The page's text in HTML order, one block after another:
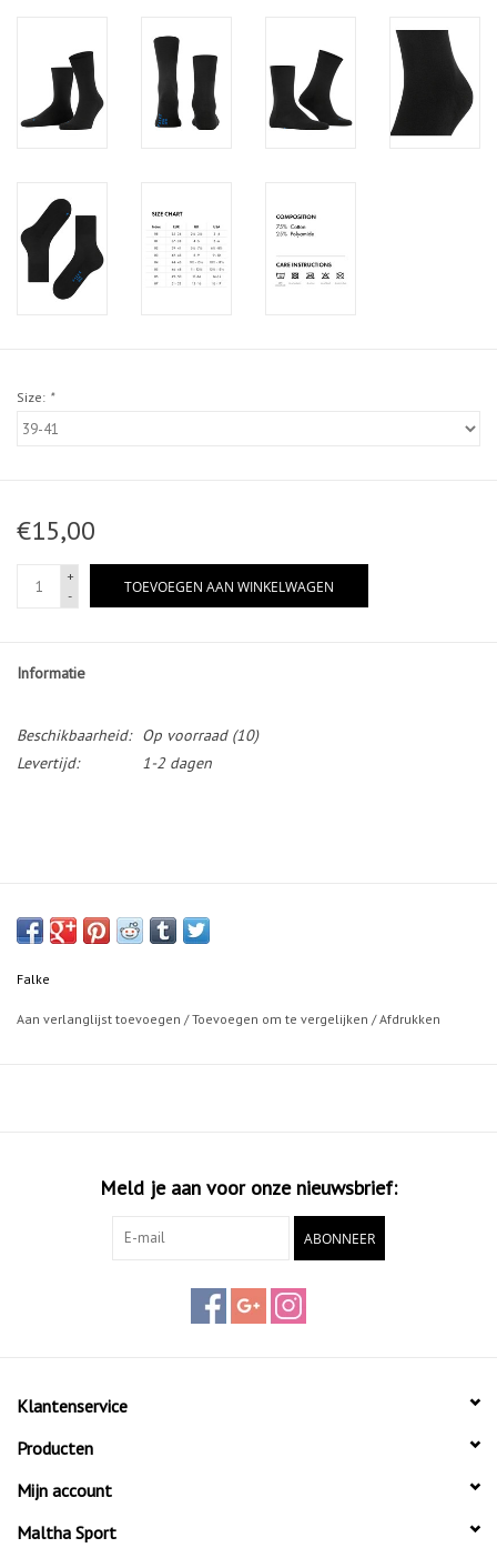
Size: *
€15,00
+
-
TOEVOEGEN AAN WINKELWAGEN
Informatie
Beschikbaarheid: Op voorraad(10)
Levertijd:
1-2 dagen
Falke
Aan verlanglijst toevoegen /Toevoegen om te vergelijken /Afdrukken
Meld je aan voor onze nieuwsbrief:
ABONNEER
Klantenservice
Producten
Mijn account
Maltha Sport